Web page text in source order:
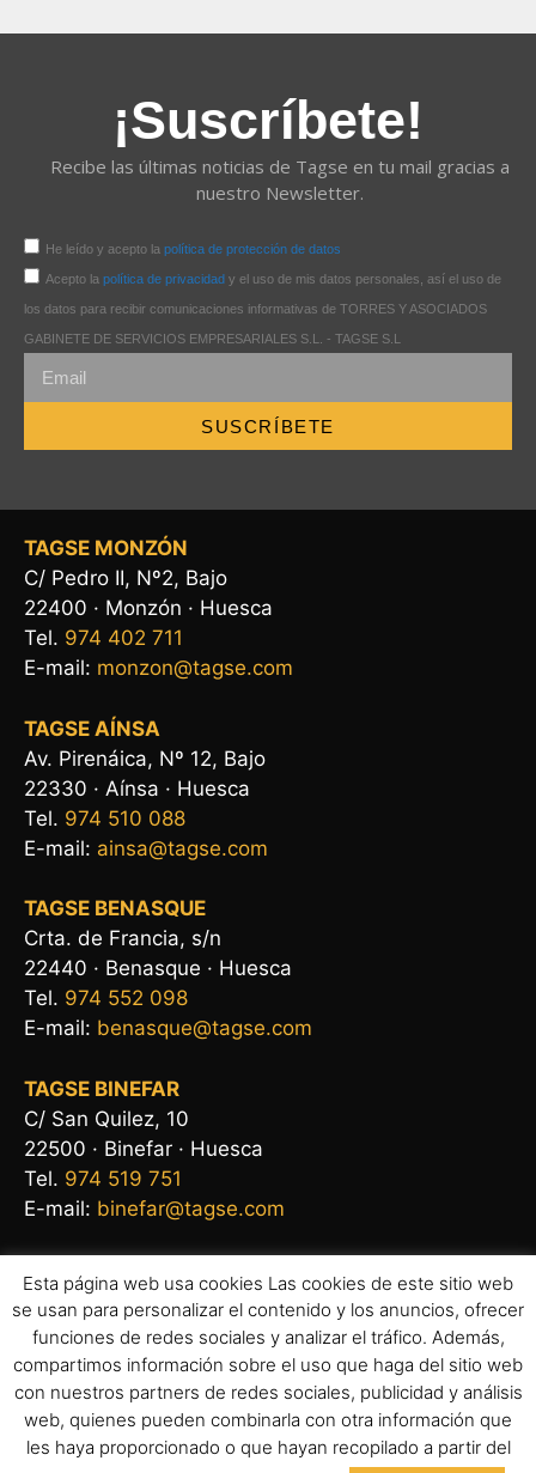
¡Suscríbete!
Recibe las últimas noticias de Tagse en tu mail gracias a
nuestro Newsletter.
He leído y acepto la política de protección de datos
Acepto la política de privacidad y el uso de mis datos personales, así el uso de
los datos para recibir comunicaciones informativas de TORRES Y ASOCIADOS
GABINETE DE SERVICIOS EMPRESARIALES S.L. - TAGSE S.L
SUSCRÍBETE
TAGSE MONZÓN
C/ Pedro II, Nº2, Bajo
22400 · Monzón · Huesca
Tel. 974 402 711
E-mail: monzon@tagse.com
TAGSE AÍNSA
Av. Pirenáica, Nº 12, Bajo
22330 · Aínsa · Huesca
Tel. 974 510 088
E-mail: ainsa@tagse.com
TAGSE BENASQUE
Crta. de Francia, s/n
22440 · Benasque · Huesca
Tel. 974 552 098
E-mail: benasque@tagse.com
TAGSE BINEFAR
C/ San Quilez, 10
22500 · Binefar · Huesca
Tel. 974 519 751
E-mail: binefar@tagse.com
Aviso legal|Política de privacidad|Política de cookies
Esta página web usa cookies Las cookies de este sitio web
se usan para personalizar el contenido y los anuncios, ofrecer
funciones de redes sociales y analizar el tráfico. Además,
compartimos información sobre el uso que haga del sitio web
con nuestros partners de redes sociales, publicidad y análisis
web, quienes pueden combinarla con otra información que
les haya proporcionado o que hayan recopilado a partir del